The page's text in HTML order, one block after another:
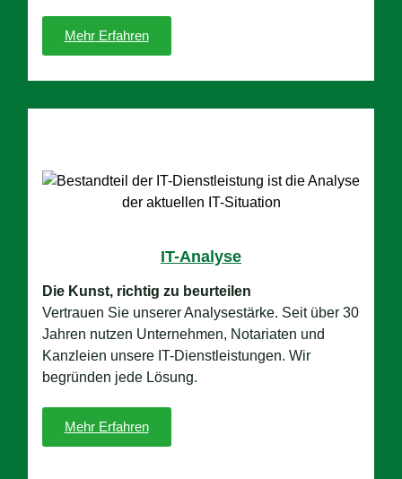
Mehr Erfahren
IT-Analyse
Die Kunst, richtig zu beurteilen
Vertrauen Sie unserer Analysestärke. Seit über 30
Jahren nutzen Unternehmen, Notariaten und
Kanzleien unsere IT-Dienstleistungen. Wir
begründen jede Lösung.
Mehr Erfahren